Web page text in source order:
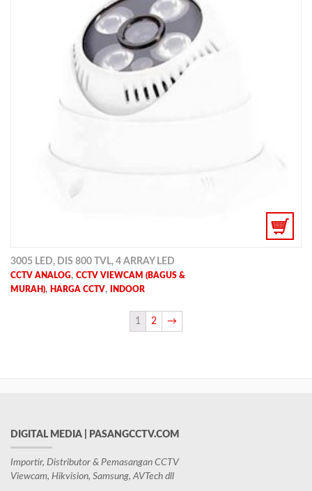
3005 LED, DIS 800 TVL, 4 ARRAY LED
CCTV ANALOG, CCTV VIEWCAM (BAGUS &
MURAH), HARGA CCTV, INDOOR
1 2 →
DIGITAL MEDIA | PASANGCCTV.COM
Importir, Distributor & Pemasangan CCTV
Viewcam, Hikvision, Samsung, AVTech dll